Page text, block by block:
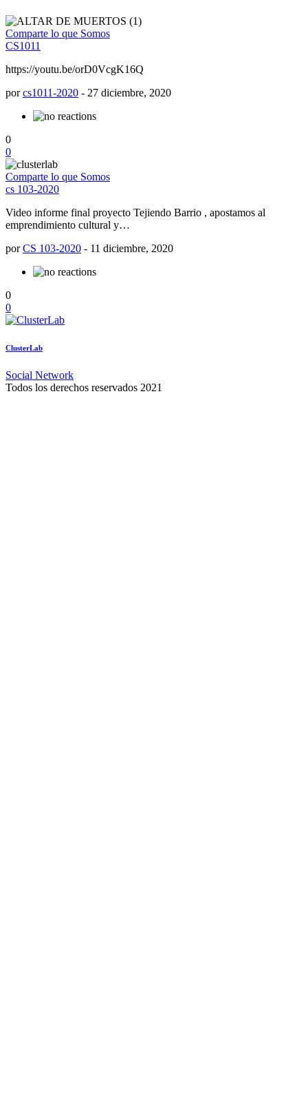
Comparte lo que Somos
CS1011
https://youtu.be/orD0VcgK16Q
porcs1011-2020 - 27 diciembre, 2020
0
0
Comparte lo que Somos
cs 103-2020
Video informe final proyecto Tejiendo Barrio , apostamos al
emprendimiento cultural y…
porCS 103-2020 - 11 diciembre, 2020
0
0
ClusterLab
Social Network
Todos los derechos reservados 2021